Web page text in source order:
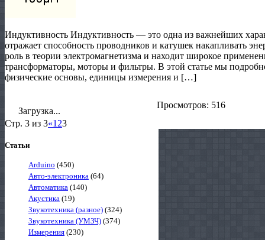
Индуктивность Индуктивность — это одна из важнейших
отражает способность проводников и катушек накапливать
роль в теории электромагнетизма и находит широкое
трансформаторы, моторы и фильтры. В этой статье мы
физические основы, единицы измерения и […]
Загрузка...
Просмотров: 516
Стр. 3 из 3«1 23
Статьи
Arduino (450)
Авто-электроника (64)
Автоматика (140)
Акустика (19)
Звукотехника (разное) (324)
Звукотехника (УМЗЧ) (374)
Измерения (230)